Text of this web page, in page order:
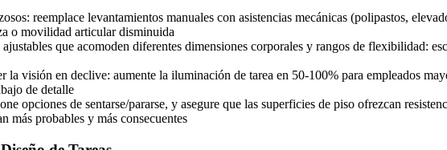
reemplace levantamientos manuales con asistencias mecánicas (polipastos,
o movilidad articular disminuida
que acomoden diferentes dimensiones corporales y rangos de flexibilidad:
la visión en declive: aumente la iluminación de tarea en 50-100% para empleados
de detalle
opciones de sentarse/pararse, y asegure que las superficies de piso ofrezcan
más probables y más consecuentes